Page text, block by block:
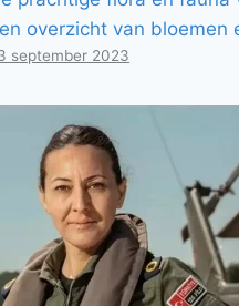
overzicht van bloemen
september 2023